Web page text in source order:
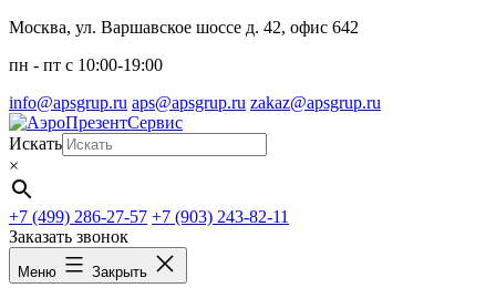
Перейти
содержимому
Москва, ул. Варшавское шоссе д. 42, офис 642
пн - пт c 10:00-19:00
info@apsgrup.ru aps@apsgrup.ru zakaz@apsgrup.ru
Искать
×
+7 (499) 286-27-57 +7 (903) 243-82-11
Заказать звонок
Меню Закрыть